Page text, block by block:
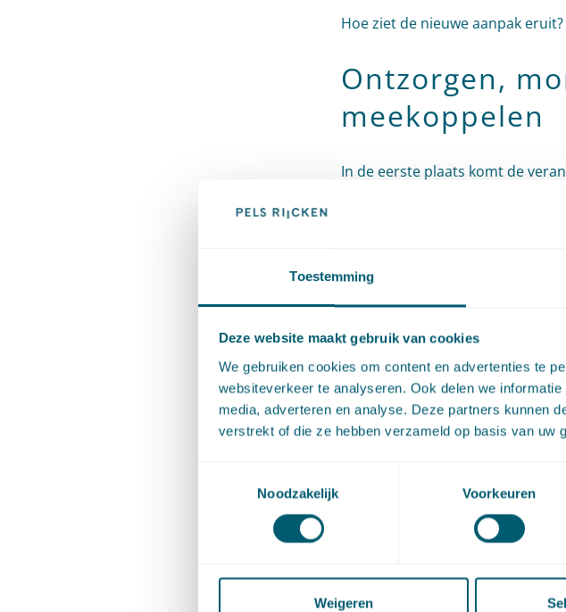
Toestemming
Deze website maakt gebruik van cookies
We gebruiken cookies om content en advertenties te
websiteverkeer te analyseren. Ook delen we
media, adverteren en analyse. Deze partners kunnen
verstrekt of die ze hebben verzameld op basis van uw
Noodzakelijk
Voorkeuren
Weigeren
Hoe ziet de nieuwe aanpak eruit?
Ontzorgen,
meekoppelen
In de eerste plaats komt de
saneren van daken.
Het Landelijk Asbest
landsdekkende monitoring van
sanering goed te kunnen volgen
Verder bestaan er kansen om
Subsidie voor